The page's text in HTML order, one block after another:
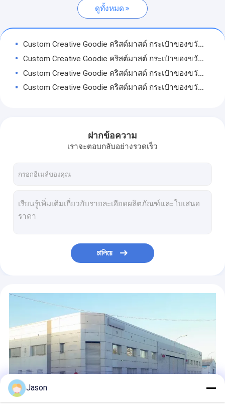
สแตนเลส Paint Keel
ส่วนของกรอบโลหะ
เครือข่ายเพดานแขวน
ดูทั้งหมด
Custom Creative Goodie คริสต์มาสต์ กระเป๋าของขวัญกระดาษ Kraft กับโลโก้ของคุณเองสําหรับ Xmas การตกแต่งปาร์ตี้
Custom Creative Goodie คริสต์มาสต์ กระเป๋าของขวัญกระดาษ Kraft กับโลโก้ของคุณเองสําหรับ Xmas การตกแต่งปาร์ตี้
Custom Creative Goodie คริสต์มาสต์ กระเป๋าของขวัญกระดาษ Kraft กับโลโก้ของคุณเองสําหรับ Xmas การตกแต่งปาร์ตี้
Custom Creative Goodie คริสต์มาสต์ กระเป๋าของขวัญกระดาษ Kraft กับโลโก้ของคุณเองสําหรับ Xmas การตกแต่งปาร์ตี้
Custom Creative Goodie คริสต์มาสต์ กระเป๋าของขวัญกระดาษ Kraft กับโลโก้ของคุณเองสําหรับ Xmas การตกแต่งปาร์ตี้
Custom Creative Goodie คริสต์มาสต์ กระเป๋าของขวัญกระดาษ Kraft กับโลโก้ของคุณเองสําหรับ Xmas การตกแต่งปาร์ตี้
Custom Creative Goodie คริสต์มาสต์ กระเป๋าของขวัญกระดาษ Kraft กับโลโก้ของคุณเองสําหรับ Xmas การตกแต่งปาร์ตี้
ฝากข้อความ
เราจะตอบกลับอย่างรวดเร็ว
চালিয়ে
Jason